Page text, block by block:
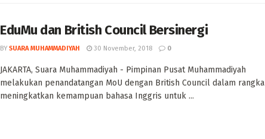
EduMu dan British Council Bersinergi
BY SUARA MUHAMMADIYAH 30 November, 2018 0
JAKARTA, Suara Muhammadiyah - Pimpinan Pusat Muhammadiyah
melakukan penandatangan MoU dengan British Council dalam rangka
meningkatkan kemampuan bahasa Inggris untuk ...